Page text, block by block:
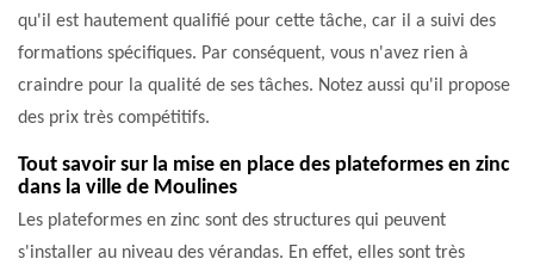
qu'il est hautement qualifié pour cette tâche, car il a suivi des
formations spécifiques. Par conséquent, vous n'avez rien à
craindre pour la qualité de ses tâches. Notez aussi qu'il propose
des prix très compétitifs.
Tout savoir sur la mise en place des plateformes en zinc
dans la ville de Moulines
Les plateformes en zinc sont des structures qui peuvent
s'installer au niveau des vérandas. En effet, elles sont très